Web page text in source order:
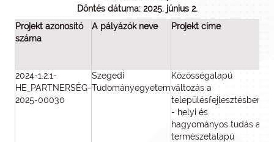
Döntés dátuma: 2025. június 2.
Projekt azonosító
száma
A pályázók neve Projekt címe
2024-1.2.1-
HE_PARTNERSÉG-
2025-00030
Szegedi
Tudományegyetem
Közösségalapú
változás a
településfejlesztésben
- helyi és
hagyományos tudás a
természetalapú